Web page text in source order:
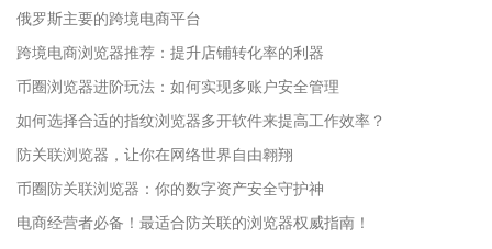
俄罗斯主要的跨境电商平台
跨境电商浏览器推荐：提升店铺转化率的利器
币圈浏览器进阶玩法：如何实现多账户安全管理
如何选择合适的指纹浏览器多开软件来提高工作效率？
防关联浏览器，让你在网络世界自由翱翔
币圈防关联浏览器：你的数字资产安全守护神
电商经营者必备！最适合防关联的浏览器权威指南！